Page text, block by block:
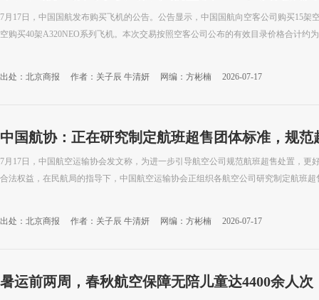
7月17日，中国国航发布购买飞机的公告。公告显示，中国国航向空客公司购买15架
空购买40架A320NEO系列飞机。本次交易按照空客公司公布的有效目录价格合计约
出处：北京商报 作者：关子辰 牛清妍 网编：方彬楠 2026-07-17
中国航协：正在研究制定航班超售团体标准，规范
7月17日，中国航空运输协会发文称，为进一步引导航空公司规范航班超售处置，更
合法权益，在民航局的指导下，中国航空运输协会正组织各航空公司研究制定航班超
出处：北京商报 作者：关子辰 牛清妍 网编：方彬楠 2026-07-17
暑运前两周，春秋航空保障无陪儿童达4400余人次